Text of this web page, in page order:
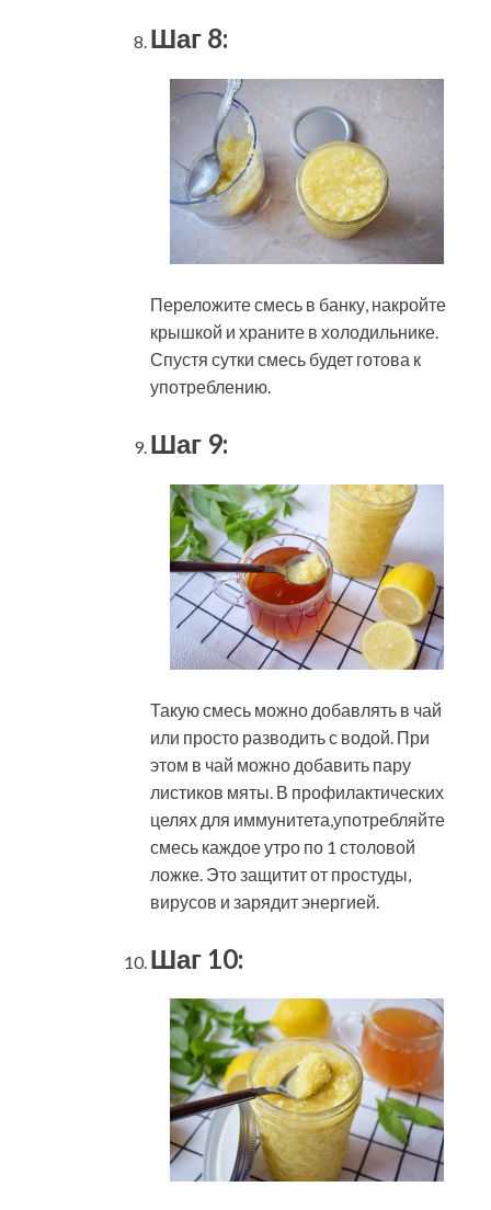
Шаг 8:
Переложите смесь в банку, накройте
крышкой и храните в холодильнике.
Спустя сутки смесь будет готова к
употреблению.
Шаг 9:
Такую смесь можно добавлять в чай
или просто разводить с водой. При
этом в чай можно добавить пару
листиков мяты. В профилактических
целях для иммунитета,употребляйте
смесь каждое утро по 1 столовой
ложке. Это защитит от простуды,
вирусов и зарядит энергией.
Шаг 10: